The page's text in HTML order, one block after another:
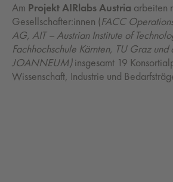
Am Projekt AIRlabs Austria arbeiten
Gesellschafter:innen (FACC
AG, AIT – Austrian Institute of
Fachhochschule Kärnten, TU Graz und
JOANNEUM)insgesamt 19
Wissenschaft, Industrie und